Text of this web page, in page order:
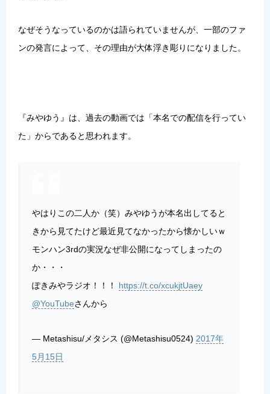
なぜそうなっているのかは語られていませんが、一部のファ
ンの発言によって、その理由が大体浮き彫りになりました。
『みやゆう』は、過去の動画では「本名での配信を行ってい
た」からであると思われます。
やはりこの二人か（笑）みやゆうが本名出してると
きから見てたけど最近見てなかったから懐かしいｗ
モンハン3rdの実況なぜ非公開になってしまったの
か・・・
ぽきみやラジオ！！！ https://t.co/xcukjtUaey
@YouTubeさんから
— Metashisu/メタシス (@Metashisu0524) 2017年
5月15日